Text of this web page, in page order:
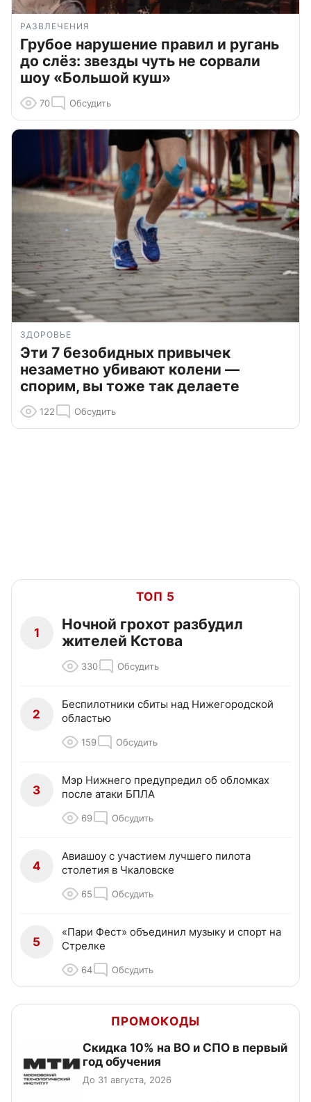
РАЗВЛЕЧЕНИЯ
Грубое нарушение правил и ругань
до слёз: звезды чуть не сорвали
шоу «Большой куш»
70 Обсудить
ЗДОРОВЬЕ
Эти 7 безобидных привычек
незаметно убивают колени —
спорим, вы тоже так делаете
122 Обсудить
ТОП 5
1
Ночной грохот разбудил
жителей Кстова
330 Обсудить
2
Беспилотники сбиты над Нижегородской
областью
159 Обсудить
3
Мэр Нижнего предупредил об обломках
после атаки БПЛА
69 Обсудить
4
Авиашоу с участием лучшего пилота
столетия в Чкаловске
65 Обсудить
5
«Пари Фест» объединил музыку и спорт на
Стрелке
64 Обсудить
ПРОМОКОДЫ
Скидка 10% на ВО и СПО в первый
год обучения
До 31 августа, 2026